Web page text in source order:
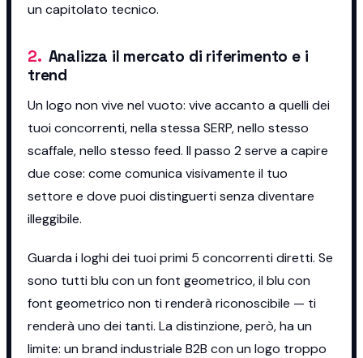
un capitolato tecnico.
2. Analizza il mercato di riferimento e i
trend
Un logo non vive nel vuoto: vive accanto a quelli dei
tuoi concorrenti, nella stessa SERP, nello stesso
scaffale, nello stesso feed. Il passo 2 serve a capire
due cose: come comunica visivamente il tuo
settore e dove puoi distinguerti senza diventare
illeggibile.
Guarda i loghi dei tuoi primi 5 concorrenti diretti. Se
sono tutti blu con un font geometrico, il blu con
font geometrico non ti renderà riconoscibile — ti
renderà uno dei tanti. La distinzione, però, ha un
limite: un brand industriale B2B con un logo troppo